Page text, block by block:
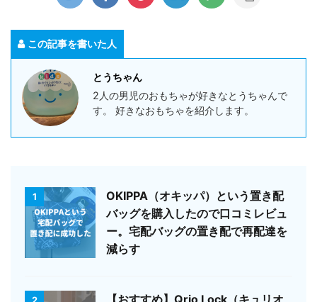
この記事を書いた人
とうちゃん
2人の男児のおもちゃが好きなとうちゃんで
す。 好きなおもちゃを紹介します。
1
OKIPPA（オキッパ）という置き配
バッグを購入したので口コミレビュ
ー。宅配バッグの置き配で再配達を
減らす